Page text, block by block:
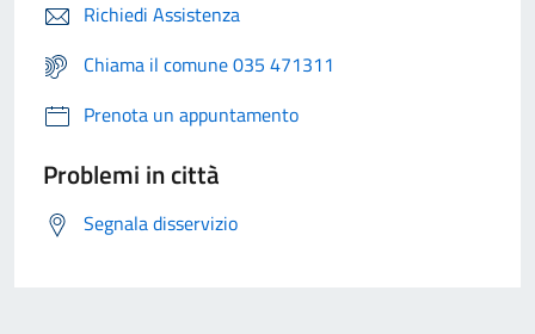
Richiedi Assistenza
Chiama il comune 035 471311
Prenota un appuntamento
Problemi in città
Segnala disservizio